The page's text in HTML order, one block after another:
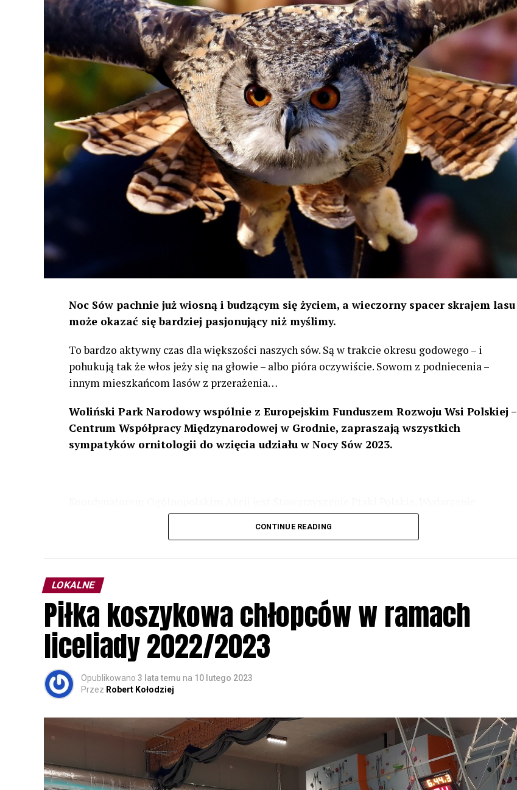
Noc Sów pachnie już wiosną i budzącym się życiem, a wieczorny spacer skrajem lasu
może okazać się bardziej pasjonujący niż myślimy.
To bardzo aktywny czas dla większości naszych sów. Są w trakcie okresu godowego – i
pohukują tak że włos jeży się na głowie – albo pióra oczywiście. Sowom z podniecenia –
innym mieszkańcom lasów z przerażenia…
Woliński Park Narodowy wspólnie z Europejskim Funduszem Rozwoju Wsi Polskiej –
Centrum Współpracy Międzynarodowej w Grodnie, zapraszają wszystkich
sympatyków ornitologii do wzięcia udziału w Nocy Sów 2023.
odbędzie się w dniach24 i 25 lutego 2023 r. wg harmonogramu przedstawionego na
Wszystkich uczestników zapraszamy do udziału w Akcji, włączenia się w aktywne
rozpoznawanie głosów sów i wymianę doświadczeń przy grillu.Na wydarzenie obowiązują
zapisy.
CONTINUE READING
LOKALNE
Piłka koszykowa chłopców w ramach
liceliady 2022/2023
Opublikowano 3 lata temu na 10 lutego 2023
Przez Robert Kołodziej